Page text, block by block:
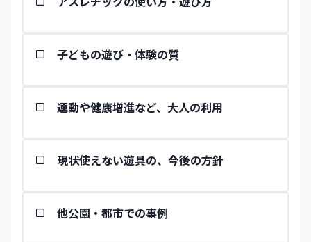
子どもの遊び・体験の質
運動や健康増進など、大人の利用
現状使えない遊具の、今後の方針
他公園・都市での事例